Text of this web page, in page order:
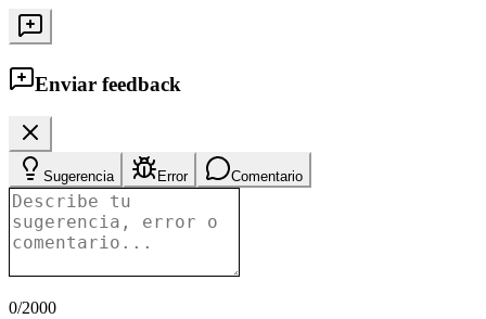
Enviar feedback
Sugerencia Error Comentario
0/2000